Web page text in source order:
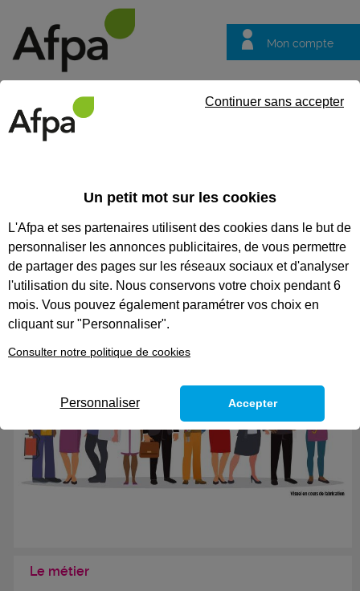
Mon compte
questions
CODES
RÉCEPTIONNISTE HÔTELLERIE
ET HÔTELLERIE DE PLEIN AIR
Le métier
Un petit mot sur les cookies
L'Afpa et ses partenaires utilisent des cookies dans le but de
personnaliser les annonces publicitaires, de vous permettre
de partager des pages sur les réseaux sociaux et d'analyser
l'utilisation du site. Nous conservons votre choix pendant 6
mois. Vous pouvez également paramétrer vos choix en
cliquant sur "Personnaliser".
Consulter notre politique de cookies
Continuer sans accepter
Personnaliser Accepter